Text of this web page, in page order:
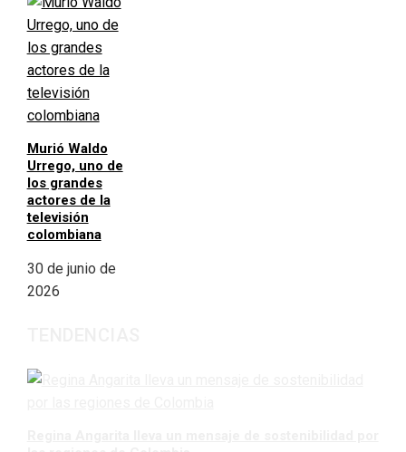
Murió Waldo
Urrego, uno de
los grandes
actores de la
televisión
colombiana
30 de junio de
2026